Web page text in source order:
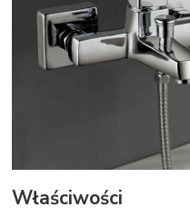
Właściwości